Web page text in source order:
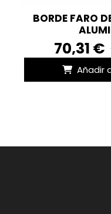
BORDE FARO
70,31 €
Añadir